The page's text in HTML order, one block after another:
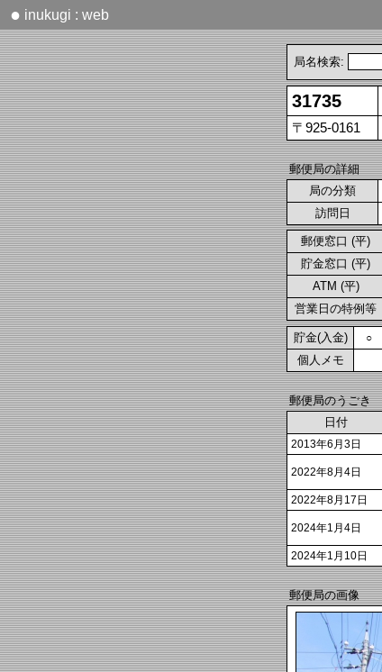
● inukugi : web
局名検索:
31735
〒925-0161
郵便局の詳細
局の分類
訪問日
郵便窓口 (平)
貯金窓口 (平)
ATM (平)
営業日の特例等
貯金(入金) ○
個人メモ
郵便局のうごき
日付
2013年6月3日
2022年8月4日
2022年8月17日
2024年1月4日
2024年1月10日
郵便局の画像